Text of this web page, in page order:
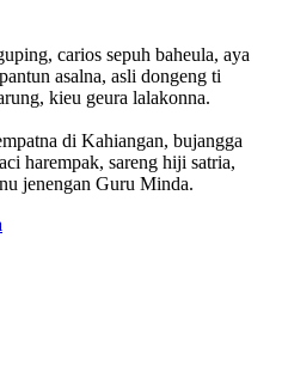
carios sepuh baheula, aya
asalna, asli dongeng ti
kieu geura lalakonna.
di Kahiangan, bujangga
harempak, sareng hiji satria,
jenengan Guru Minda.